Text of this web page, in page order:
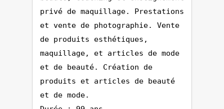
privé de maquillage. Prestations
et vente de photographie. Vente
de produits esthétiques,
maquillage, et articles de mode
et de beauté. Création de
produits et articles de beauté
et de mode.